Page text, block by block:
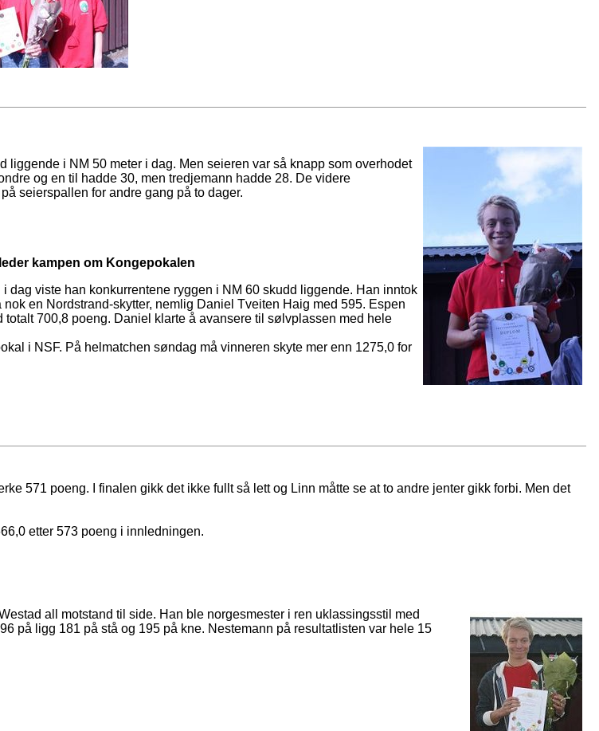
i NM 50 meter i dag. Men seieren var så knapp som overhodet
og en til hadde 30, men tredjemann hadde 28. De videre
seierspallen for andre gang på to dager.
kampen om Kongepokalen
dag viste han konkurrentene ryggen i NM 60 skudd liggende. Han inntok
en Nordstrand-skytter, nemlig Daniel Tveiten Haig med 595. Espen
700,8 poeng. Daniel klarte å avansere til sølvplassen med hele
i NSF. På helmatchen søndag må vinneren skyte mer enn 1275,0 for
571 poeng. I finalen gikk det ikke fullt så lett og Linn måtte se at to andre jenter gikk forbi. Men det
etter 573 poeng i innledningen.
all motstand til side. Han ble norgesmester i ren uklassingsstil med
på ligg 181 på stå og 195 på kne. Nestemann på resultatlisten var hele 15